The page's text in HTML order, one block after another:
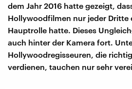
dem Jahr 2016 hatte gezeigt,
Hollywoodfilmen nur jeder Dritte
Hauptrolle hatte. Dieses
auch hinter der Kamera fort.
Hollywoodregisseuren, die
verdienen, tauchen nur sehr